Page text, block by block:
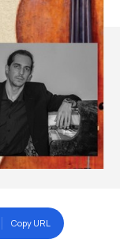
Copy URL